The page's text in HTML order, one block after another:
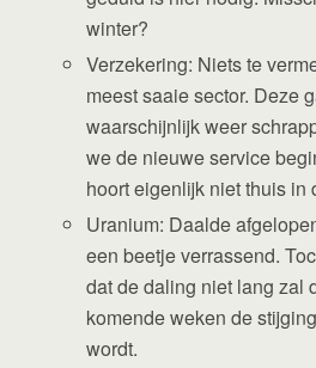
winter?
Verzekering: Niets te
meest saaie sector. Deze
waarschijnlijk weer
we de nieuwe service
hoort eigenlijk niet thuis in
Uranium: Daalde
een beetje verrassend.
dat de daling niet lang zal
komende weken de
wordt.